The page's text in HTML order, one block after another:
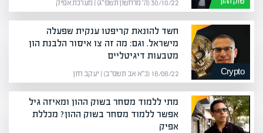
30/10/22 (ה׳ מרחשון תשפ״ג) | מערכת אפיק
Crypto
חשד להונאת קריפטו ענקית שפעלה
מישראל. וגם: מה זה צו איסור הלבנת הון
מטבעות דיגיטליים
18/08/22 (כ״א אב תשפ״ב) | יעקב חזן
מתי ללמוד מסחר בשוק ההון ומאיזה גיל
אפשר ללמוד מסחר בשוק ההון? מכללת
אפיק